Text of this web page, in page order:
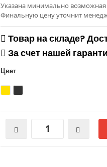
Указана минимально возможная
Финальную цену уточнит
Товар на складе?
За счет нашей
Цвет